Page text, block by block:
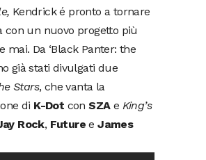
Kendrick é pronto a tornare
con un nuovo progetto più
mai. Da ‘Black Panter: the
già stati divulgati due
Stars, che vanta la
di K-Dot con SZA e King’s
Rock,Future eJames